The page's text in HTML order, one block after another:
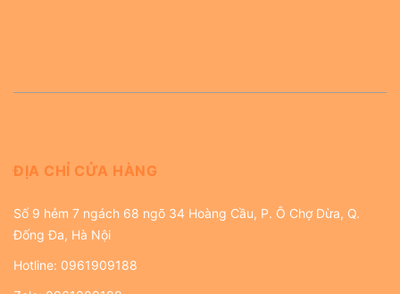
ĐỊA CHỈ CỬA HÀNG
Số 9 hẻm 7 ngách 68 ngõ 34 Hoàng Cầu, P. Ô Chợ Dừa, Q.
Đống Đa, Hà Nội
Hotline: 0961909188